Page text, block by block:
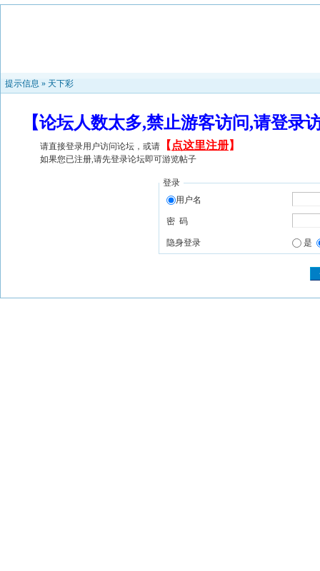
提示信息 » 天下彩
【论坛人数太多,禁止游客访问,请登
请直接登录用户访问论坛，或请 【 点这里注册】
如果您已注册,请先登录论坛即可游览帖子
登录
用户名
密 码
隐身登录 是